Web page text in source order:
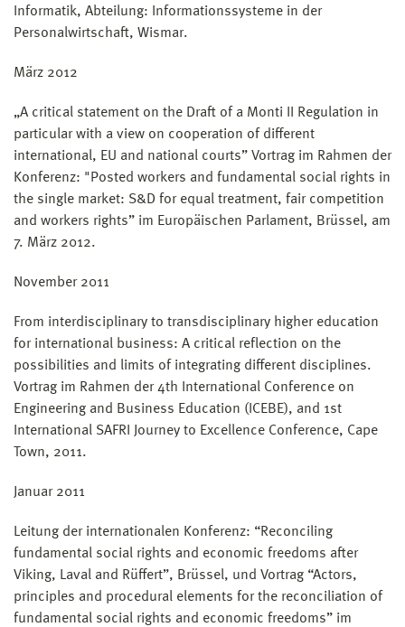
Informatik, Abteilung: Informationssysteme in der
Personalwirtschaft, Wismar.
März 2012
„A critical statement on the Draft of a Monti II Regulation in
particular with a view on cooperation of different
international, EU and national courts” Vortrag im Rahmen der
Konferenz: "Posted workers and fundamental social rights in
the single market: S&D for equal treatment, fair competition
and workers rights” im Europäischen Parlament, Brüssel, am
7. März 2012.
November 2011
From interdisciplinary to transdisciplinary higher education
for international business: A critical reflection on the
possibilities and limits of integrating different disciplines.
Vortrag im Rahmen der 4th International Conference on
Engineering and Business Education (ICEBE), and 1st
International SAFRI Journey to Excellence Conference, Cape
Town, 2011.
Januar 2011
Leitung der internationalen Konferenz: “Reconciling
fundamental social rights and economic freedoms after
Viking, Laval and Rüffert”, Brüssel, und Vortrag “Actors,
principles and procedural elements for the reconciliation of
fundamental social rights and economic freedoms” im